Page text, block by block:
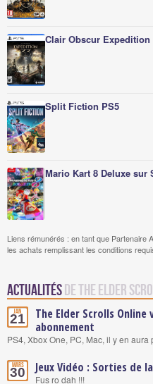
Clair Obscur Expedition
Split Fiction PS5
Mario Kart 8 Deluxe sur
Liens rémunérés : en tant que Partenaire
les achats remplissant les conditions
Actualitésde The Elder
Jan.
21
The Elder Scrolls
abonnement
PS4, Xbox One, PC, Mac, il y en aura
Mars
30 Jeux Vidéo : Sorties de
Fus ro dah !!!